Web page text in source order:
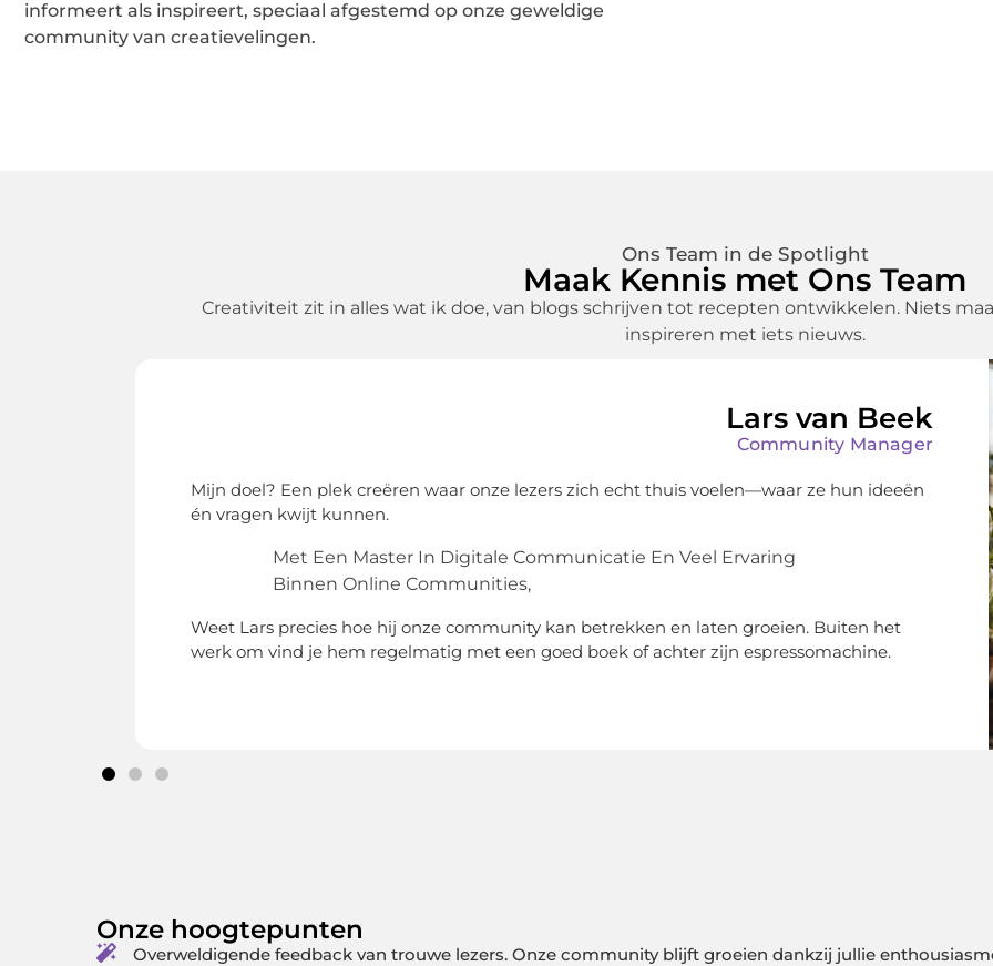
informeert als inspireert, speciaal afgestemd op onze geweldige
community van creatievelingen.
Ons Team in de Spotlight
Maak Kennis met Ons Team
Creativiteit zit in alles wat ik doe, van blogs schrijven tot recepten ontwikkelen. Niets
inspireren met iets nieuws.
Lars van Beek
Community Manager
Mijn doel? Een plek creëren waar onze lezers zich echt thuis voelen—waar ze hun ideeën
én vragen kwijt kunnen.
Met Een Master In Digitale Communicatie En Veel Ervaring
Binnen Online Communities,
Weet Lars precies hoe hij onze community kan betrekken en laten groeien. Buiten het
werk om vind je hem regelmatig met een goed boek of achter zijn espressomachine.
Onze hoogtepunten
Overweldigende feedback van trouwe lezers. Onze community blijft groeien dankzij jullie